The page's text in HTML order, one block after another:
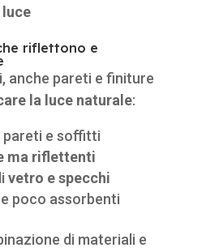
riflettono e
anche pareti e finiture
la luce naturale:
pareti e soffitti
ma riflettenti
vetro e specchi
poco assorbenti
di materiali e